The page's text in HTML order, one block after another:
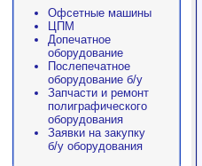
Офсетные машины
ЦПМ
Допечатное
оборудование
Послепечатное
оборудование б/у
Запчасти и ремонт
полиграфического
оборудования
Заявки на закупку
б/у оборудования